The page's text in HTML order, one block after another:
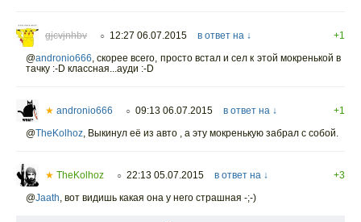
gjcvjnhbv ○ 12:27 06.07.2015 в ответ на ↓
+1
@andronio666,скорее всего, просто встал и сел к этой мокренькой в
тачку :-D классная...ауди :-D
★ andronio666 ○ 09:13 06.07.2015 в ответ на ↓
+1
@TheKolhoz, Выкинул её из авто , а эту мокренькую забрал с собой.
★ TheKolhoz ○ 22:13 05.07.2015 в ответ на ↓
+3
@Jaath, вот видишь какая она у него страшная -;-)